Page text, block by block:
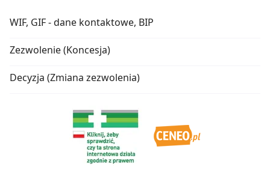
WIF, GIF - dane kontaktowe, BIP
Zezwolenie (Koncesja)
Decyzja (Zmiana zezwolenia)